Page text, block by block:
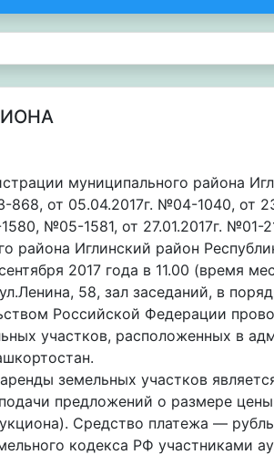
муниципального района
868, от 05.04.2017г. №04-1040, от
№05-1581, от 27.01.2017г. №01-
района Иглинский район
2017 года в 11.00 (время
58, зал заседаний, в
Российской Федерации
участков, расположенных в
земельных участков
предложений о размере
Средство платежа —
кодекса РФ участниками